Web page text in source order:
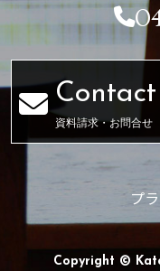
資料請求・お問合せ
プ
Copyright ©